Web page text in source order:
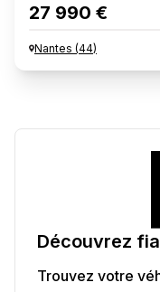
27 990 €
Nantes (44)
Découvrez
Trouvez votre